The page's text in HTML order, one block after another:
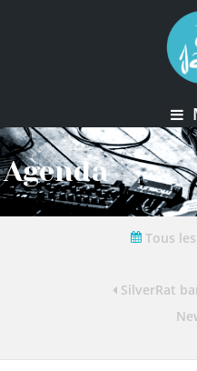
Agenda
Tous
SilverRat